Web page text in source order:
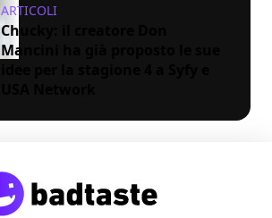
ARTICOLI
Chucky: il creatore Don
Mancini ha già proposto le sue